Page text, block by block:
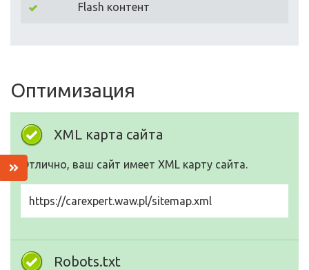
Flash контент
Оптимизация
XML карта сайта
Отлично, ваш сайт имеет XML карту сайта.
https://carexpert.waw.pl/sitemap.xml
Robots.txt